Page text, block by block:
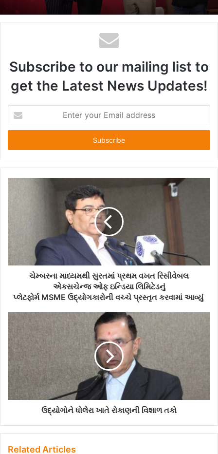
Subscribe to our mailing list to
get the Latest News Updates!
t
r
y
i
a
d
s
ચેમ્બરના માધ્યમથી સુરતમાં પ્રથમ વખત રિસીવેબલ
એકસચેન્જ ઓફ ઇન્ડિયા લિમિટેડનું
પ્લેટફોર્મ MSME ઉદ્યોગકારોની વચ્ચે પ્રસ્તૃત કરવામાં આવ્યું
ઉદ્યોગોને ધોલેરા ખાતે રોકાણની વિશાળ તકો
Related Articles